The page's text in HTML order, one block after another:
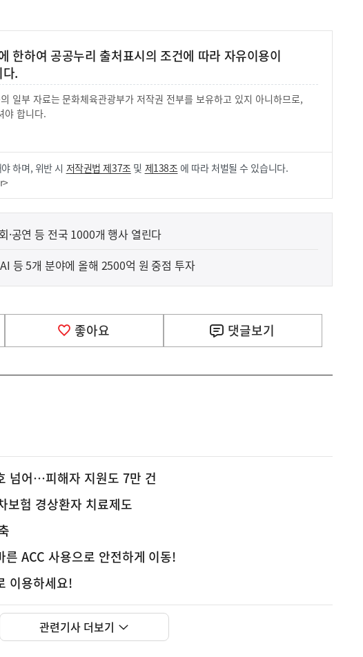
한하여 공공누리 출처표시의 조건에 따라 자유이용이
.
일부 자료는 문화체육관광부가 저작권 전부를 보유하고 있지 아니하므로,
야 합니다.
하며, 위반 시 저작권법 제37조 및 제138조 에 따라 처벌될 수 있습니다.
·공연 등 전국 1000개 행사 열린다
등 5개 분야에 올해 2500억 원 중점 투자
좋아요 댓글보기
넘어…피해자 지원도 7만 건
보험 경상환자 치료제도
ACC 사용으로 안전하게 이동!
이용하세요!
관련기사 더보기